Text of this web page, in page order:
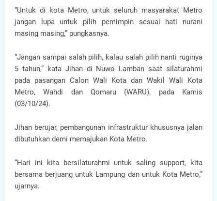
“Untuk di kota Metro, untuk seluruh masyarakat Metro
jangan lupa untuk pilih pemimpin sesuai hati nurani
masing masing,” pungkasnya.
“Jangan sampai salah pilih, kalau salah pilih nanti ruginya
5 tahun,” kata Jihan di Nuwo Lamban saat silaturahmi
pada pasangan Calon Wali Kota dan Wakil Wali Kota
Metro, Wahdi dan Qomaru (WARU), pada Kamis
(03/10/24).
Jihan berujar, pembangunan infrastruktur khususnya jalan
dibutuhkan demi memajukan Kota Metro.
“Hari ini kita bersilaturahmi untuk saling support, kita
bersama berjuang untuk Lampung dan untuk Kota Metro,”
ujarnya.